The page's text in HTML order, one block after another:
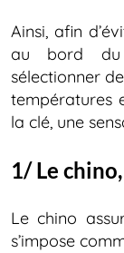
Ainsi, afin
au bord du
sélectionner
températures
la clé, une
1/ Le
Le chino
s’impose